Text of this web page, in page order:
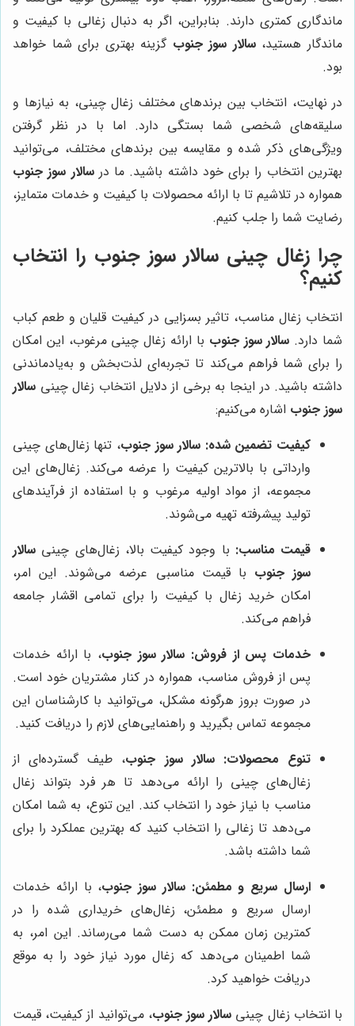
ماندگاری کمتری دارند. بنابراین، اگر به دنبال زغالی با کیفیت و
ماندگار هستید،سالار سوز جنوب گزینه بهتری برای شما خواهد
بود.
در نهایت، انتخاب بین برندهای مختلف زغال چینی، به نیازها و
سلیقه‌های شخصی شما بستگی دارد. اما با در نظر گرفتن
ویژگی‌های ذکر شده و مقایسه بین برندهای مختلف، می‌توانید
بهترین انتخاب را برای خود داشته باشید. ما درسالار سوز جنوب
همواره در تلاشیم تا با ارائه محصولات با کیفیت و خدمات متمایز،
رضایت شما را جلب کنیم.
چرا زغال چینی سالار سوز جنوب را انتخاب
کنیم؟
انتخاب زغال مناسب، تاثیر بسزایی در کیفیت قلیان و طعم کباب
شما دارد. سالار سوز جنوب با ارائه زغال چینی مرغوب، این امکان
را برای شما فراهم می‌کند تا تجربه‌ای لذت‌بخش و به‌یادماندنی
داشته باشید. در اینجا به برخی از دلایل انتخاب زغال چینی سالار
سوز جنوب اشاره می‌کنیم:
کیفیت تضمین شده: سالار سوز جنوب، تنها زغال‌های چینی
وارداتی با بالاترین کیفیت را عرضه می‌کند. زغال‌های این
مجموعه، از مواد اولیه مرغوب و با استفاده از فرآیندهای
تولید پیشرفته تهیه می‌شوند.
قیمت مناسب: با وجود کیفیت بالا، زغال‌های چینی سالار
سوز جنوب با قیمت مناسبی عرضه می‌شوند. این امر،
امکان خرید زغال با کیفیت را برای تمامی اقشار جامعه
فراهم می‌کند.
خدمات پس از فروش: سالار سوز جنوب، با ارائه خدمات
پس از فروش مناسب، همواره در کنار مشتریان خود است.
در صورت بروز هرگونه مشکل، می‌توانید با کارشناسان این
مجموعه تماس بگیرید و راهنمایی‌های لازم را دریافت کنید.
تنوع محصولات: سالار سوز جنوب، طیف گسترده‌ای از
زغال‌های چینی را ارائه می‌دهد تا هر فرد بتواند زغال
مناسب با نیاز خود را انتخاب کند. این تنوع، به شما امکان
می‌دهد تا زغالی را انتخاب کنید که بهترین عملکرد را برای
شما داشته باشد.
ارسال سریع و مطمئن: سالار سوز جنوب، با ارائه خدمات
ارسال سریع و مطمئن، زغال‌های خریداری شده را در
کمترین زمان ممکن به دست شما می‌رساند. این امر، به
شما اطمینان می‌دهد که زغال مورد نیاز خود را به موقع
دریافت خواهید کرد.
با انتخاب زغال چینی سالار سوز جنوب، می‌توانید از کیفیت، قیمت